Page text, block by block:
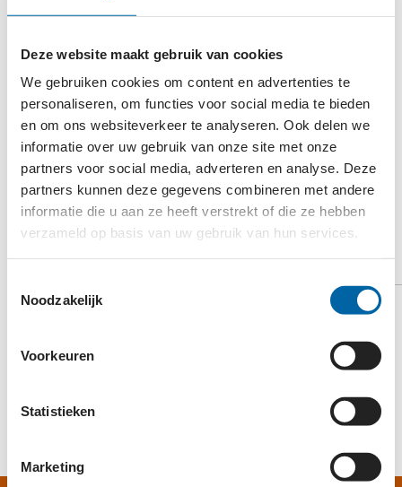
Deze website maakt gebruik van cookies
We gebruiken cookies om content en advertenties te
personaliseren, om functies voor social media te bieden
en om ons websiteverkeer te analyseren. Ook delen we
informatie over uw gebruik van onze site met onze
partners voor social media, adverteren en analyse. Deze
partners kunnen deze gegevens combineren met andere
informatie die u aan ze heeft verstrekt of die ze hebben
verzameld op basis van uw gebruik van hun services.
Noodzakelijk
Voorkeuren
Statistieken
Marketing
persoonlijk of sociaal functioneren van betrokkene
b. dat de daarvoor nodige financiële middelen niet
kunnen worden opgebracht uit eigen middelen of
andere bronnen en evenmin gedekt kunnen
worden door het geldende sociale
voorzieningenstelsel, een en ander ter beoordeling
van het bestuur.
ACTIVITEITEN
Hulp bieden aan mensen met een blijvende
beperking, woonachtig in Nederland en welke vaak
langdurig in armoede leven.
Nederland plaatsvinden.